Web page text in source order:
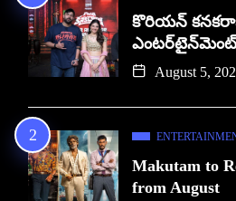
కొరియన్
ఎంటర్‌టైన్‌మెంట్
August 5,
Makutam to
from August